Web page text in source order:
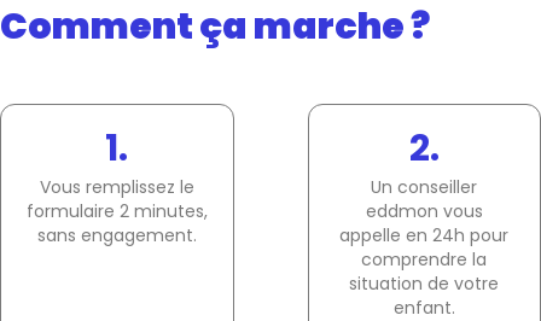
Comment ça marche ?
1.
Vous remplissez le
formulaire 2 minutes,
sans engagement.
2.
Un conseiller
eddmon vous
appelle en 24h pour
comprendre la
situation de votre
enfant.